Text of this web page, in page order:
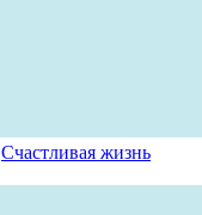
Счастливая жизнь